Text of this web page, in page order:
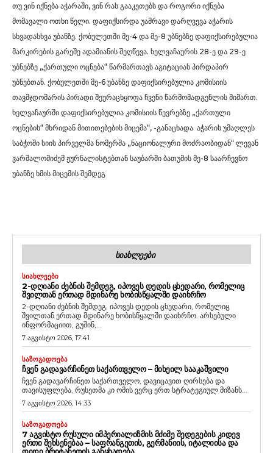
თუ ვინ იქნება აჭარაში, ვინ რას გააკეთებს და როგორი იქნება
მომავალი ოთხი წელი. დაფიქსირდა უამრავი დარღვევა აჭარის
სხვადასხვა უბანზე. ქობულეთში მე-4 და მე-8 უბნებზე დაფიქსირებულია
მარკირების გარეშე ადამიანის შეღწევა. ხელვაჩაურის 28-ე და 29-ე
უბნებზე „ქართული ოცნება“ წარმართავს აგიტაციას პირდაპირ
უბნებთან. ქობულეთში მე-6 უბანზე დაფიქსირებულია კომისიის
თავმჯდომარის პირადი შეურაცხყოფა ჩვენი წარმომადგენლის მიმართ.
ხელვაჩაურში დაფიქსირებულია კომისიის წევრებზე „ქართული
ოცნების“ მხრიდან მითითებების მიცემა“, -განაცხადა აჭარის უმაღლეს
საბჭოში სიის პირველმა ნომერმა „ნაციონალური მოძრაობიდან“ ლევან
ვარშალომიძემ ჟურნალისტებთან საუბარში ბათუმის მე-8 საარჩევნო
უბანზე ხმის მიცემის შემდეგ
ᲡᲘᲐᲮᲚᲔᲔᲑᲘ
ᲡᲘᲐᲮᲚᲔᲔᲑᲘ
2-ᲓᲦᲘᲐᲜᲘ ᲫᲔᲑᲜᲘᲡ ᲨᲔᲛᲓᲔᲒ, ᲘᲞᲝᲕᲔᲡ ᲓᲔᲓᲘᲡ ᲪᲮᲔᲓᲐᲠᲘ, ᲠᲝᲛᲔᲚᲘᲪ
ᲨᲕᲘᲚᲗᲐᲜ ᲔᲠᲗᲐᲓ ᲛᲓᲘᲜᲐᲠᲔ ᲮᲝᲑᲘᲡᲬᲧᲐᲚᲨᲘ ᲓᲐᲘᲮᲠᲩᲝ
2-დღიანი ძებნის შემდეგ, იპოვეს დედის ცხედარი, რომელიც
შვილთან ერთად მდინარე ხობისწყალში დაიხრჩო. არსებული
ინფორმაციით, გუშინ,...
7 აგვისტო 2026, 17:41
ᲡᲐᲖᲝᲒᲐᲓᲝᲔᲑᲐ
ᲩᲕᲔᲜ ᲒᲐᲓᲐᲕᲐᲠᲩᲘᲜᲔᲗ ᲡᲐᲥᲐᲠᲗᲕᲔᲚᲝ – ᲛᲘᲮᲔᲘᲚ ᲡᲐᲐᲙᲐᲨᲕᲘᲚᲘ
ჩვენ გადავარჩინეთ საქართველო, დავიცავით ღირსება და
თავისუფლება, რუსეთმა კი ომის ვერც ერთ სტრატეგიულ მიზანს...
7 აგვისტო 2026, 14:33
ᲡᲐᲖᲝᲒᲐᲓᲝᲔᲑᲐ
7 ᲐᲒᲕᲘᲡᲢᲝ ᲠᲣᲡᲣᲚᲘ ᲘᲛᲞᲔᲠᲘᲐᲚᲘᲖᲛᲘᲡ ᲛᲫᲘᲛᲔ ᲨᲔᲓᲔᲒᲔᲑᲘᲡ ᲙᲘᲓᲔᲕ
ᲔᲠᲗᲘ ᲨᲔᲮᲡᲔᲜᲔᲑᲐᲐ – ᲡᲐᲤᲠᲐᲜᲒᲔᲗᲘᲡ, ᲒᲔᲠᲛᲐᲜᲘᲘᲡ, ᲘᲢᲐᲚᲘᲘᲡᲐ ᲓᲐ
ᲓᲘᲓᲘ ᲑᲠᲘᲢᲐᲜᲔᲗᲘᲡ ᲒᲐᲜᲪᲮᲐᲓᲔᲑᲐ